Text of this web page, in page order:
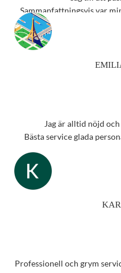
Sammanfattningsvis var min
rekommenderar starkt
Jag är alltid nöjd
Professionell och grym